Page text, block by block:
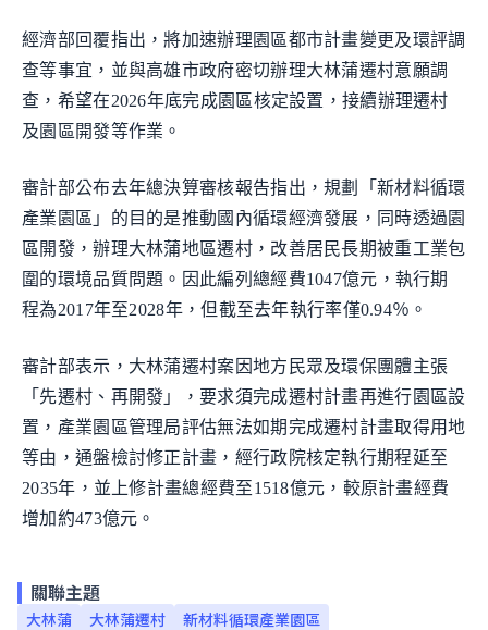
經濟部回覆指出，將加速辦理園區都市計畫變更及環評調
查等事宜，並與高雄市政府密切辦理大林蒲遷村意願調
查，希望在2026年底完成園區核定設置，接續辦理遷村
及園區開發等作業。
審計部公布去年總決算審核報告指出，規劃「新材料循環
產業園區」的目的是推動國內循環經濟發展，同時透過園
區開發，辦理大林蒲地區遷村，改善居民長期被重工業包
圍的環境品質問題。因此編列總經費1047億元，執行期
程為2017年至2028年，但截至去年執行率僅0.94％。
審計部表示，大林蒲遷村案因地方民眾及環保團體主張
「先遷村、再開發」，要求須完成遷村計畫再進行園區設
置，產業園區管理局評估無法如期完成遷村計畫取得用地
等由，通盤檢討修正計畫，經行政院核定執行期程延至
2035年，並上修計畫總經費至1518億元，較原計畫經費
增加約473億元。
關聯主題
大林蒲 大林蒲遷村
新材料循環產業園區